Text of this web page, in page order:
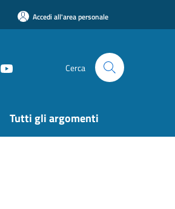
Accedi all'area personale
Cerca
Tutti gli argomenti